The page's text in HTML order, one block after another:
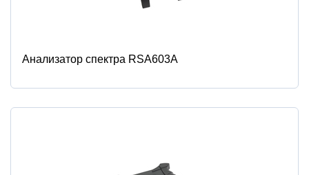
Анализатор спектра RSA603A